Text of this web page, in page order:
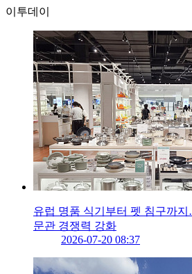
이투데이
유럽 명품 식기부터 펫 침구까
문관 경쟁력 강화
2026-07-20 08:37